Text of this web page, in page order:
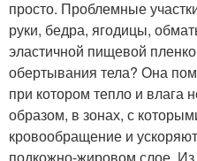
просто. Проблемные
руки, бедра, ягодицы,
эластичной пищевой
обертывания тела? Она
при котором тепло и влага
образом, в зонах, с
кровообращение и
подкожно-жировом слое.